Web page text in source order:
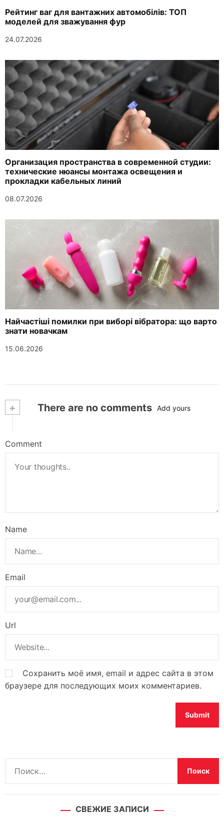
Рейтинг ваг для вантажних автомобілів: ТОП
моделей для зважування фур
24.07.2026
Организация пространства в современной студии:
технические нюансы монтажа освещения и
прокладки кабельных линий
08.07.2026
Найчастіші помилки при виборі вібратора: що варто
знати новачкам
15.06.2026
+ There are no comments Add yours
Comment
Name
Email
Url
Сохранить моё имя, email и адрес сайта в этом
браузере для последующих моих комментариев.
СВЕЖИЕ ЗАПИСИ